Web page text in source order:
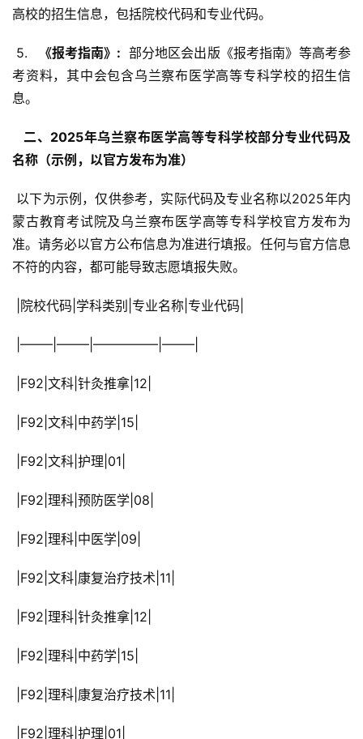
高校的招生信息，包括院校代码和专业代码。
5.
  《报考指南》:
部分地区会出版《报考指南》等高考参
考资料，其中会包含乌兰察布医学高等专科学校的招生信
息。
  二、2025年乌兰察布医学高等专科学校部分专业代码及
名称（示例，以官方发布为准）
蒙古教育考试院及乌兰察布医学高等专科学校官方发布为
准。请务必以官方公布信息为准进行填报。任何与官方信息
不符的内容，都可能导致志愿填报失败。
|院校代码|学科类别|专业名称|专业代码|
|——–|——–|—————|——–|
|F92|文科|针灸推拿|12|
|F92|文科|中药学|15|
|F92|文科|护理|01|
|F92|理科|预防医学|08|
|F92|理科|中医学|09|
|F92|文科|康复治疗技术|11|
|F92|理科|针灸推拿|12|
|F92|理科|中药学|15|
|F92|理科|康复治疗技术|11|
|F92|理科|护理|01|